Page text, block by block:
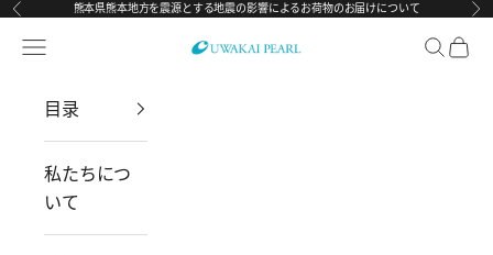
跳转到内容
上一个 熊本県熊本地方を震源とする地震の影響によるお荷物のお届けについて 下
宇和海真珠
打开导航菜单 打开搜索
打开
目录
私たちにつ
いて